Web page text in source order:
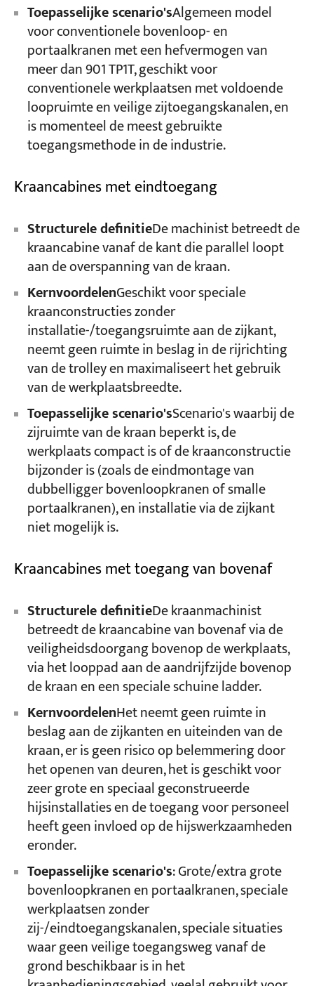
Toepasselijke scenario'sAlgemeen model
voor conventionele bovenloop- en
portaalkranen met een hefvermogen van
meer dan 901 TP1T, geschikt voor
conventionele werkplaatsen met voldoende
loopruimte en veilige zijtoegangskanalen, en
is momenteel de meest gebruikte
toegangsmethode in de industrie.
Kraancabines met eindtoegang
Structurele definitieDe machinist betreedt de
kraancabine vanaf de kant die parallel loopt
aan de overspanning van de kraan.
KernvoordelenGeschikt voor speciale
kraanconstructies zonder
installatie-/toegangsruimte aan de zijkant,
neemt geen ruimte in beslag in de rijrichting
van de trolley en maximaliseert het gebruik
van de werkplaatsbreedte.
Toepasselijke scenario'sScenario's waarbij de
zijruimte van de kraan beperkt is, de
werkplaats compact is of de kraanconstructie
bijzonder is (zoals de eindmontage van
dubbelligger bovenloopkranen of smalle
portaalkranen), en installatie via de zijkant
niet mogelijk is.
Kraancabines met toegang van bovenaf
Structurele definitieDe kraanmachinist
betreedt de kraancabine van bovenaf via de
veiligheidsdoorgang bovenop de werkplaats,
via het looppad aan de aandrijfzijde bovenop
de kraan en een speciale schuine ladder.
KernvoordelenHet neemt geen ruimte in
beslag aan de zijkanten en uiteinden van de
kraan, er is geen risico op belemmering door
het openen van deuren, het is geschikt voor
zeer grote en speciaal geconstrueerde
hijsinstallaties en de toegang voor personeel
heeft geen invloed op de hijswerkzaamheden
eronder.
Toepasselijke scenario's: Grote/extra grote
bovenloopkranen en portaalkranen, speciale
werkplaatsen zonder
zij-/eindtoegangskanalen, speciale situaties
waar geen veilige toegangsweg vanaf de
grond beschikbaar is in het